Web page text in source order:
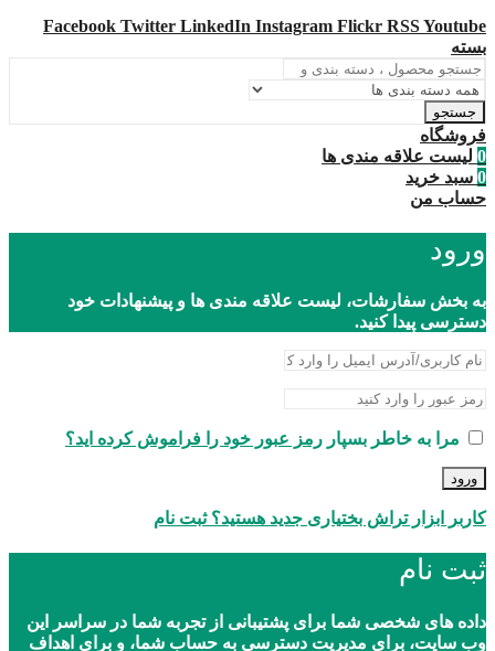
Facebook Twitter LinkedIn Instagram Flickr RSSYoutube
بسته
جستجو
فروشگاه
0 لیست علاقه مندی ها
0 سبد خرید
حساب من
ورود
به بخش سفارشات، لیست علاقه مندی ها و پیشنهادات خود
دسترسی پیدا کنید.
مرا به خاطر بسپار رمز عبور خود را فراموش کرده اید؟
ورود
کاربر ابزار تراش بختیاری جدید هستید؟ ثبت نام
ثبت نام
داده های شخصی شما برای پشتیبانی از تجربه شما در سراسر این
وب سایت، برای مدیریت دسترسی به حساب شما، و برای اهداف